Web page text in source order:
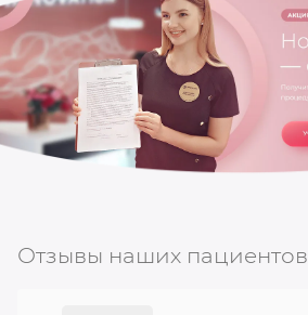
Отзывы наших пациентов